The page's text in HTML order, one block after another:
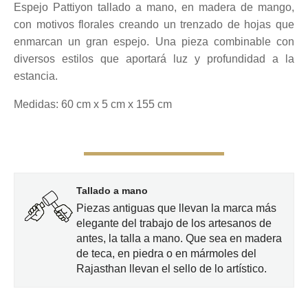
Espejo Pattiyon tallado a mano, en madera de mango,
con motivos florales creando un trenzado de hojas que
enmarcan un gran espejo. Una pieza combinable con
diversos estilos que aportará luz y profundidad a la
estancia.
Medidas: 60 cm x 5 cm x 155 cm
Tallado a mano
Piezas antiguas que llevan la marca más
elegante del trabajo de los artesanos de
antes, la talla a mano. Que sea en madera
de teca, en piedra o en mármoles del
Rajasthan llevan el sello de lo artístico.